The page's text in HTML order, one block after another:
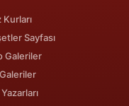
Kurları
Sayfası
Galeriler